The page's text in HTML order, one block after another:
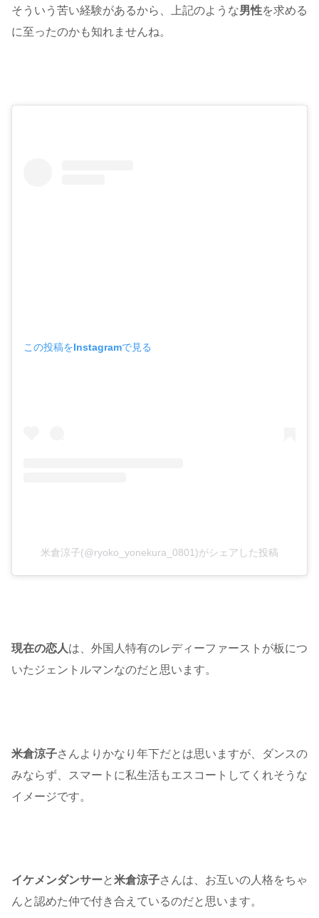
そういう苦い経験があるから、上記のような男性を求める
に至ったのかも知れませんね。
この投稿をInstagramで見る
米倉涼子(@ryoko_yonekura_0801)がシェアした投稿
現在の恋人は、外国人特有のレディーファーストが板につ
いたジェントルマンなのだと思います。
米倉涼子さんよりかなり年下だとは思いますが、ダンスの
みならず、スマートに私生活もエスコートしてくれそうな
イメージです。
イケメンダンサーと米倉涼子さんは、お互いの人格をちゃ
んと認めた仲で付き合えているのだと思います。